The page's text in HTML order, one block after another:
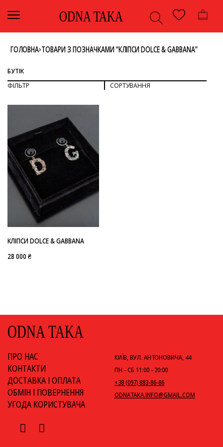
ODNA TAKA
ГОЛОВНА›ТОВАРИ З ПОЗНАЧКАМИ “КЛІПСИ DOLCE & GABBANA”
БУТІК
ФІЛЬТР
СОРТУВАННЯ
ДИВИТИСЯ ВСЕ
АКСЕСУАРИ
ПРИКРАСИ
КОЛІР
ЧОРНИЙ
БРЕНД
DOLCE&GABBANA
СОРТУВАТИ ЗА ПОПУЛЯРНІСТЮ
СОРТУВАТИ ЗА ЦІНОЮ: ВІД НИЖЧОЇ ДО ВИЩОЇ
СОРТУВАТИ ЗА ЦІНОЮ: ВІД ВИЩОЇ ДО НИЖЧОЇ
КЛІПСИ DOLCE & GABBANA
28 000 ₴
ODNA TAKA
ПРО НАС
КОНТАКТИ
ДОСТАВКА І ОПЛАТА
ОБМІН І ПОВЕРНЕННЯ
УГОДА КОРИСТУВАЧА
КИЇВ, ВУЛ. АНТОНОВИЧА, 44
ПН - СБ 11:00 - 20:00
+38 (097) 883-86-86
ODNATAKA.INFO@GMAIL.COM